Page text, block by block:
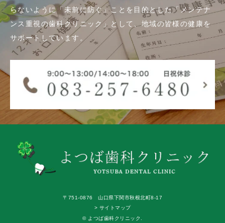
らないように「未前に防ぐ」ことを目的とした「メンテナ
ンス重視の歯科クリニック」として、地域の皆様の健康を
サポートしています。
〒751-0876 山口県下関市秋根北町8-17
> サイトマップ
© よつば歯科クリニック.